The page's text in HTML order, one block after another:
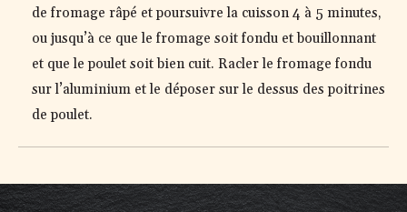
de fromage râpé et poursuivre la cuisson 4 à 5 minutes,
ou jusqu’à ce que le fromage soit fondu et bouillonnant
et que le poulet soit bien cuit. Racler le fromage fondu
sur l’aluminium et le déposer sur le dessus des poitrines
de poulet.